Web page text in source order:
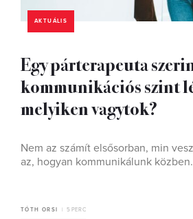
AKTUÁLIS
Egy párterapeuta
kommunikációs szint
melyiken vagytok?
Nem az számít elsősorban, min
az, hogyan kommunikálunk közben.
TÓTH ORSI 5 PERC